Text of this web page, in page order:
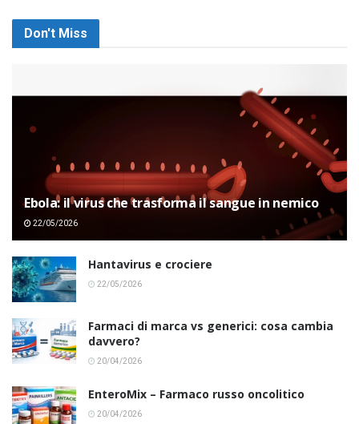
Don't Miss
Ebola: il virus che trasforma il sangue in nemico
22/05/2026
Hantavirus e crociere
22/05/2026
Farmaci di marca vs generici: cosa cambia
davvero?
20/04/2026
EnteroMix – Farmaco russo oncolitico
20/04/2026